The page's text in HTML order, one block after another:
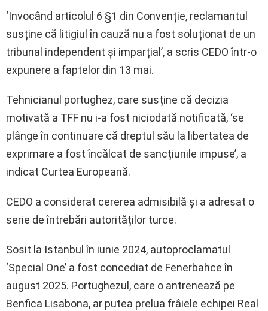
‘Invocând articolul 6 §1 din Convenție, reclamantul
susține că litigiul în cauză nu a fost soluționat de un
tribunal independent și imparțial’, a scris CEDO într-o
expunere a faptelor din 13 mai.
Tehnicianul portughez, care susține că decizia
motivată a TFF nu i-a fost niciodată notificată, ‘se
plânge în continuare că dreptul său la libertatea de
exprimare a fost încălcat de sancțiunile impuse’, a
indicat Curtea Europeană.
CEDO a considerat cererea admisibilă și a adresat o
serie de întrebări autorităților turce.
Sosit la Istanbul în iunie 2024, autoproclamatul
‘Special One’ a fost concediat de Fenerbahce în
august 2025. Portughezul, care o antrenează pe
Benfica Lisabona, ar putea prelua frâiele echipei Real